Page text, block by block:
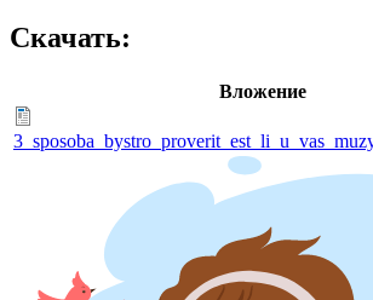
Скачать:
Вложение